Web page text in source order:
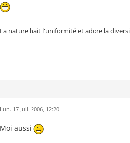
La nature hait l'uniformité et adore la
Lun. 17 Juil. 2006, 12:20
Moi aussi